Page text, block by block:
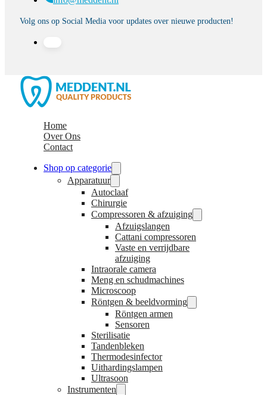
Volg ons op Social Media voor updates over nieuwe producten!
Home
Over Ons
Contact
Shop op categorie
Apparatuur
Autoclaaf
Chirurgie
Compressoren & afzuiging
Afzuigslangen
Cattani compressoren
Vaste en verrijdbare
afzuiging
Intraorale camera
Meng en schudmachines
Microscoop
Röntgen & beeldvorming
Röntgen armen
Sensoren
Sterilisatie
Tandenbleken
Thermodesinfector
Uithardingslampen
Ultrasoon
Instrumenten